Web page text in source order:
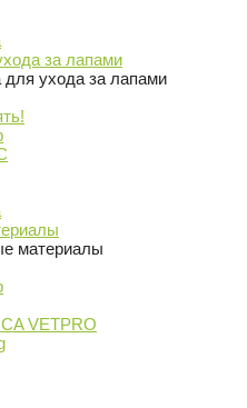
за лапами
для ухода за лапами
материалы
VETPRO